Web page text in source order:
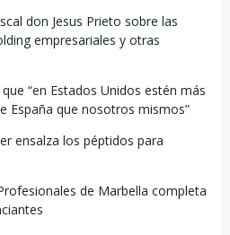
don Jesus Prieto sobre las
empresariales y otras
“en Estados Unidos estén más
España que nosotros mismos”
ensalza los péptidos para
de Marbella completa